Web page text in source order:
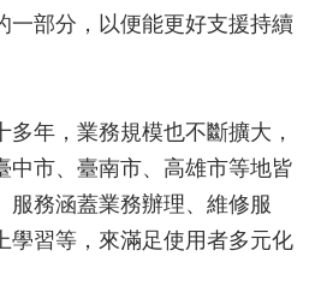
一部分，以便能更好支援持續
年，業務規模也不斷擴大，
中市、臺南市、高雄市等地皆
服務涵蓋業務辦理、維修服
學習等，來滿足使用者多元化